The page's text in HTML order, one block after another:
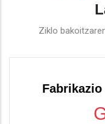
Ziklo